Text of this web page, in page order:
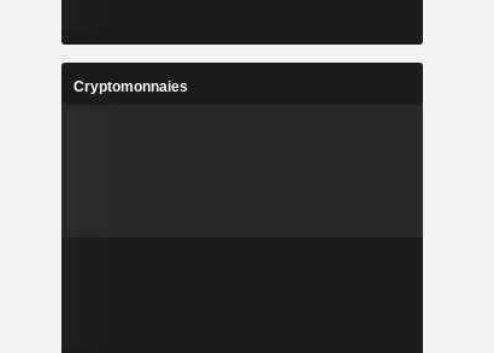
Cryptomonnaies